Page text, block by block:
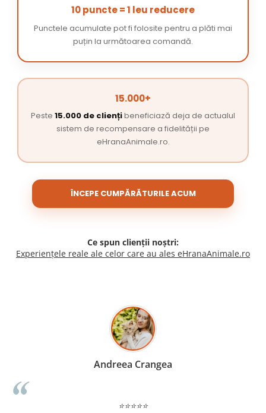
10 puncte = 1 leu reducere
Punctele acumulate pot fi folosite pentru a plăti mai
puțin la următoarea comandă.
15.000+
Peste 15.000 de cliențibeneficiază deja de actualul
sistem de recompensare a fidelității pe
eHranaAnimale.ro.
ÎNCEPE CUMPĂRĂTURILE ACUM
Ce spun clienții noștri:
Experiențele reale ale celor care au ales eHranaAnimale.ro
Madalina Stancea
⭐⭐⭐⭐⭐